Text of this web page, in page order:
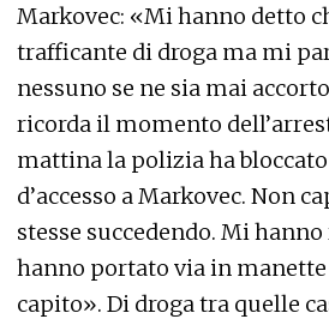
Markovec: «Mi hanno detto
trafficante di droga ma mi
nessuno se ne sia mai
ricorda il momento
mattina la polizia ha
d’accesso a Markovec. Non
stesse succedendo. Mi
hanno portato via in manette
capito». Di droga tra quelle